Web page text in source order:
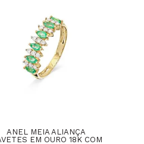
ANEL MEIA ALIANÇA
EM OURO 18K COM